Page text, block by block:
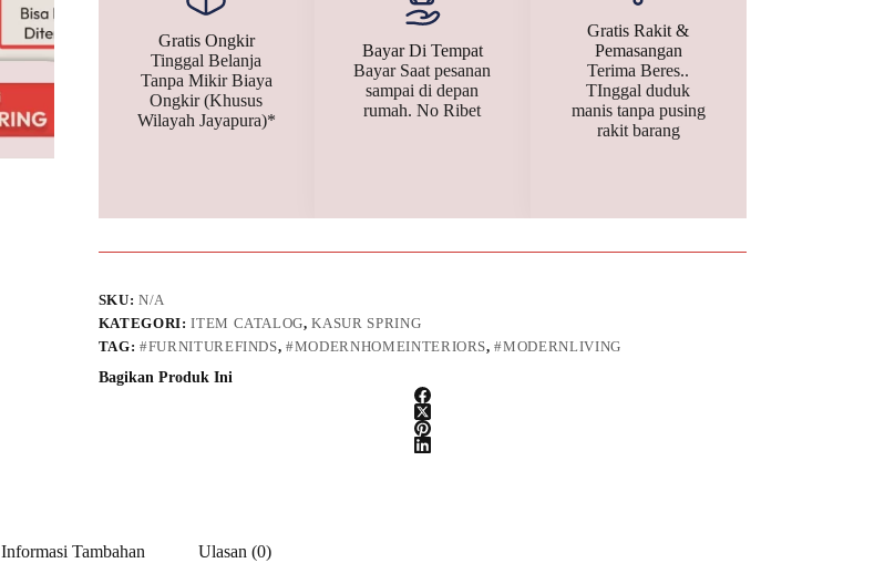
Gratis Ongkir
Tinggal Belanja
Tanpa Mikir Biaya
Ongkir (Khusus
Wilayah Jayapura)*
Bayar Di Tempat
Bayar Saat pesanan
sampai di depan
rumah. No Ribet
Gratis Rakit &
Pemasangan
Terima Beres..
TInggal duduk
manis tanpa pusing
rakit barang
SKU:N/A
KATEGORI:ITEM CATALOG,KASUR SPRING
TAG:#FURNITUREFINDS,#MODERNHOMEINTERIORS,#MODERNLIVING
Bagikan Produk Ini
Informasi Tambahan Ulasan (0)